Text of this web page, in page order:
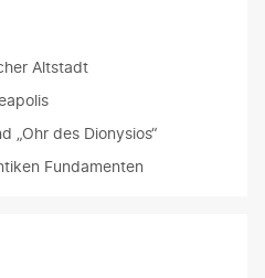
Altstadt
„Ohr des Dionysios“
Fundamenten